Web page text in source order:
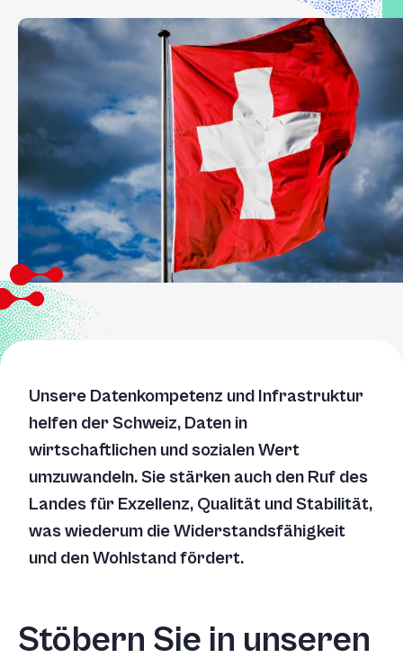
Unsere Datenkompetenz und Infrastruktur
helfen der Schweiz, Daten in
wirtschaftlichen und sozialen Wert
umzuwandeln. Sie stärken auch den Ruf des
Landes für Exzellenz, Qualität und Stabilität,
was wiederum die Widerstandsfähigkeit
und den Wohlstand fördert.
Stöbern Sie in unseren